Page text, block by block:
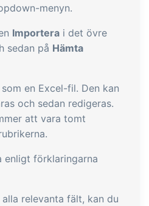
menyn.
Importera i det övre
sedan på Hämta
en Excel-fil. Den kan
och sedan redigeras.
att vara tomt
enligt förklaringarna
relevanta fält, kan du